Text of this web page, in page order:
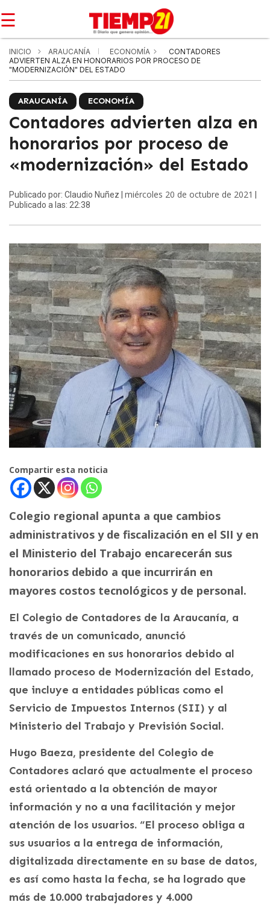
☰
INICIO ARAUCANÍA ECONOMÍA
CONTADORES
ADVIERTEN ALZA EN HONORARIOS POR PROCESO DE
"MODERNIZACIÓN" DEL ESTADO
ARAUCANÍA ECONOMÍA
Contadores advierten alza en
honorarios por proceso de
«modernización» del Estado
Publicado por: Claudio Nuñez | miércoles 20 de octubre de 2021
Publicado a las: 22:38
Compartir esta noticia
Colegio regional apunta a que cambios
administrativos y de fiscalización en el SII y en
el Ministerio del Trabajo encarecerán sus
honorarios debido a que incurrirán en
mayores costos tecnológicos y de personal.
El Colegio de Contadores de la Araucanía, a
través de un comunicado, anunció
modificaciones en sus honorarios debido al
llamado proceso de Modernización del Estado,
que incluye a entidades públicas como el
Servicio de Impuestos Internos (SII) y al
Ministerio del Trabajo y Previsión Social.
Hugo Baeza, presidente del Colegio de
Contadores aclaró que actualmente el proceso
está orientado a la obtención de mayor
información y no a una facilitación y mejor
atención de los usuarios. “El proceso obliga a
sus usuarios a la entrega de información,
digitalizada directamente en su base de datos,
es así como hasta la fecha, se ha logrado que
más de 10.000 trabajadores y 4.000